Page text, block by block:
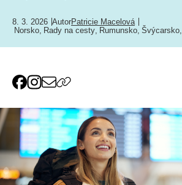
8. 3. 2026 AutorPatricie Macelová
Norsko, Rady na cesty, Rumunsko, Švýcarsko,